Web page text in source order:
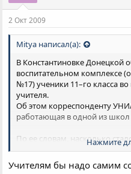
2 Окт 2009
Mitya написал(а):
В Константиновке Донецкой
воспитательном комплексе
№17) ученики 11–го класса
учителя.
Об этом корреспонденту
работающая в одной из школ
По ее словам, насколько
города, в понедельник, 30
музыки в 6–м классе в
одиннадцатиклассников
Нажмите
Учителям бы надо самим